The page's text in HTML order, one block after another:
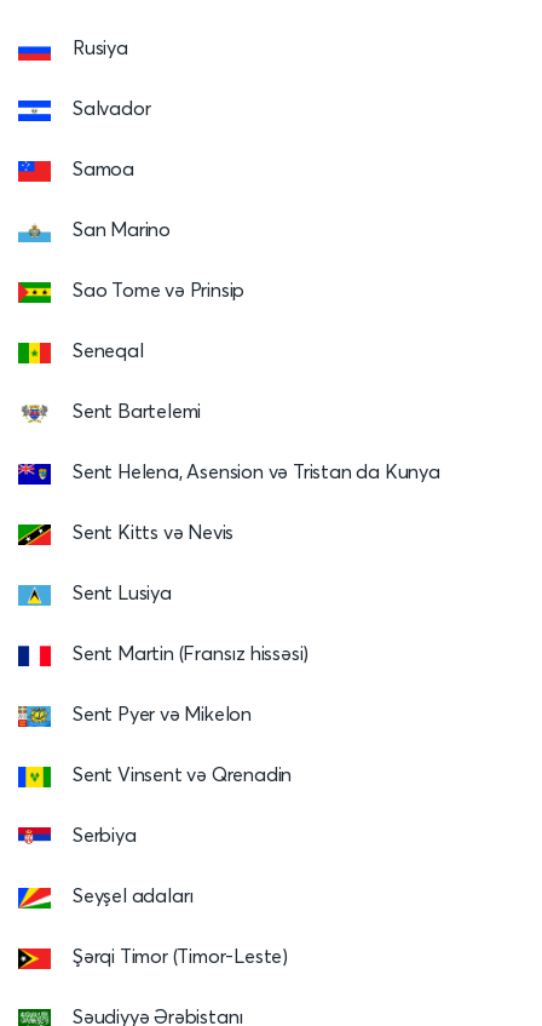
Rusiya
Salvador
Samoa
San Marino
Sao Tome və Prinsip
Seneqal
Sent Bartelemi
Sent Helena, Asension və Tristan da Kunya
Sent Kitts və Nevis
Sent Lusiya
Sent Martin (Fransız hissəsi)
Sent Pyer və Mikelon
Sent Vinsent və Qrenadin
Serbiya
Seyşel adaları
Şərqi Timor (Timor-Leste)
Səudiyyə Ərəbistanı